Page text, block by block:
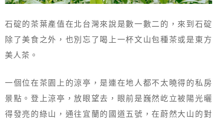
石碇的茶葉產值在北台灣來說是數一數二的，來到石碇
除了美食之外，也別忘了喝上一杯文山包種茶或是東方
美人茶。
一個位在茶園上的涼亭，是連在地人都不太曉得的私房
景點。登上涼亭，放眼望去，眼前是巍然屹立被陽光曬
得發亮的綠山，通往宜蘭的國道五號，在蔚然大山的對